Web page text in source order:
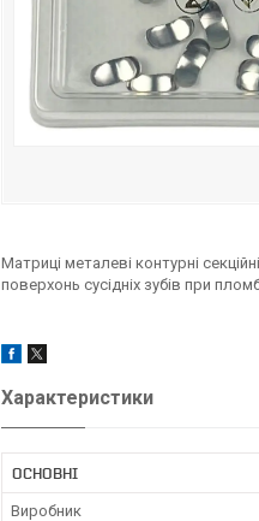
Матриці металеві контурні
поверхонь сусідніх зубів при
Характеристики
ОСНОВНІ
Виробник